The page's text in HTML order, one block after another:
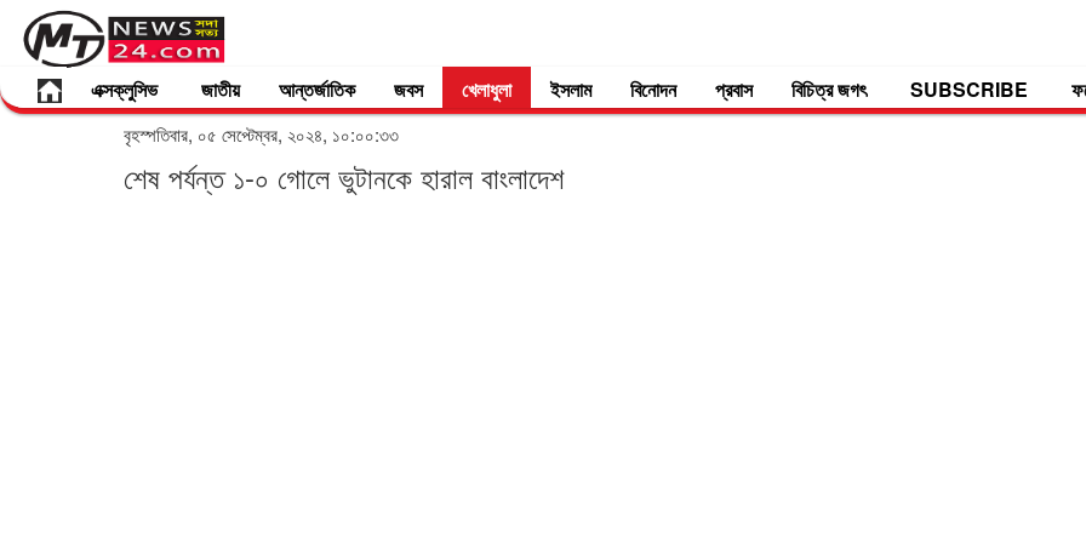
এক্সক্লুসিভ জাতীয় আন্তর্জাতিক জবস খেলাধুলা ইসলাম বিনোদন প্রবাস বিচিত্র জগৎ SUBSCRIBE
বৃহস্পতিবার, ০৫ সেপ্টেম্বর, ২০২৪, ১০:০০:৩৩
শেষ পর্যন্ত ১-০ গোলে ভুটানকে হারাল বাংলাদেশ